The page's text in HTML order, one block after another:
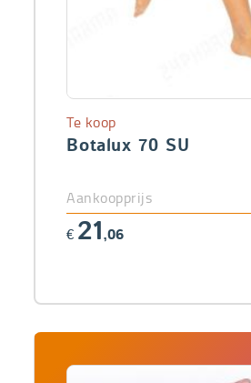
Botalux 70 SU
Te koop
Aankoopprijs
€ 21,06